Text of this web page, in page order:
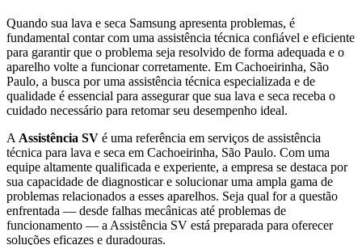
Quando sua lava e seca Samsung apresenta problemas, é
fundamental contar com uma assistência técnica confiável e eficiente
para garantir que o problema seja resolvido de forma adequada e o
aparelho volte a funcionar corretamente. Em Cachoeirinha, São
Paulo, a busca por uma assistência técnica especializada e de
qualidade é essencial para assegurar que sua lava e seca receba o
cuidado necessário para retomar seu desempenho ideal.
A Assistência SV é uma referência em serviços de assistência
técnica para lava e seca em Cachoeirinha, São Paulo. Com uma
equipe altamente qualificada e experiente, a empresa se destaca por
sua capacidade de diagnosticar e solucionar uma ampla gama de
problemas relacionados a esses aparelhos. Seja qual for a questão
enfrentada — desde falhas mecânicas até problemas de
funcionamento — a Assistência SV está preparada para oferecer
soluções eficazes e duradouras.